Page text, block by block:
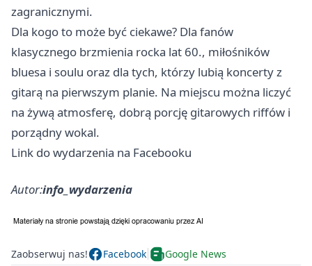
zagranicznymi.
Dla kogo to może być ciekawe? Dla fanów
klasycznego brzmienia rocka lat 60., miłośników
bluesa i soulu oraz dla tych, którzy lubią koncerty z
gitarą na pierwszym planie. Na miejscu można liczyć
na żywą atmosferę, dobrą porcję gitarowych riffów i
porządny wokal.
Link do wydarzenia na Facebooku
Autor:info_wydarzenia
Zaobserwuj nas! Facebook Google News